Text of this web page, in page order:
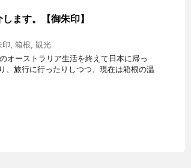
ます。【御朱印】
印, 箱根, 観光
オーストラリア生活を終えて日本に帰っ
、旅行に行ったりしつつ、現在は箱根の温